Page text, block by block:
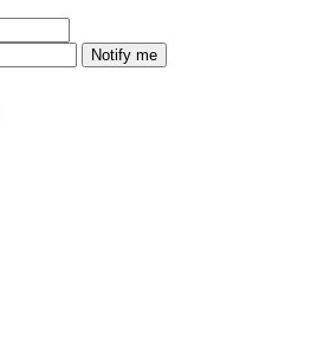
Notify me